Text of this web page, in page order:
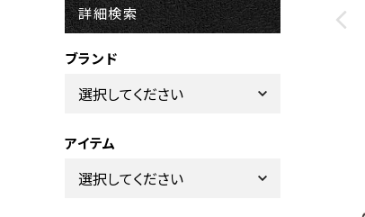
詳細検索
ブランド
アイテム